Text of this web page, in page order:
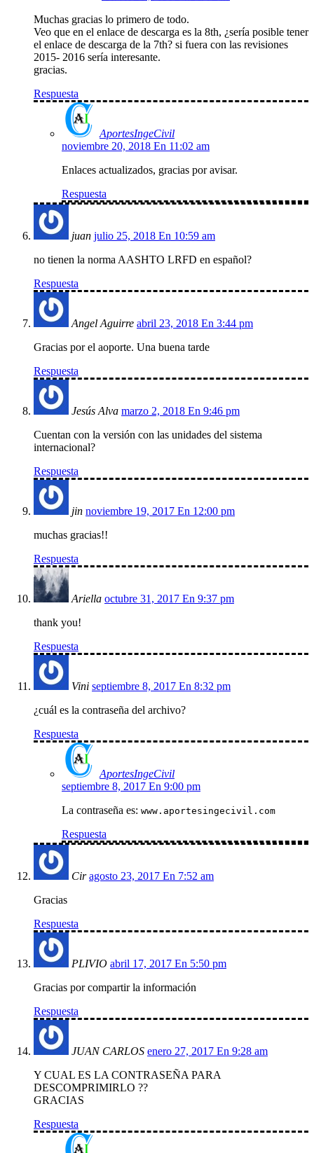
Muchas gracias lo primero de todo.
Veo que en el enlace de descarga es la 8th, ¿sería posible tener
el enlace de descarga de la 7th? si fuera con las revisiones
2015- 2016 sería interesante.
gracias.
Respuesta
AportesIngeCivil
noviembre 20, 2018 En 11:02 am
Enlaces actualizados, gracias por avisar.
Respuesta
juan julio 25, 2018 En 10:59 am
no tienen la norma AASHTO LRFD en español?
Respuesta
Angel Aguirre abril 23, 2018 En 3:44 pm
Gracias por el aoporte. Una buena tarde
Respuesta
Jesús Alva marzo 2, 2018 En 9:46 pm
Cuentan con la versión con las unidades del sistema
internacional?
Respuesta
jin noviembre 19, 2017 En 12:00 pm
muchas gracias!!
Respuesta
Ariella octubre 31, 2017 En 9:37 pm
thank you!
Respuesta
Vini septiembre 8, 2017 En 8:32 pm
¿cuál es la contraseña del archivo?
Respuesta
AportesIngeCivil
septiembre 8, 2017 En 9:00 pm
La contraseña es: www.aportesingecivil.com
Respuesta
Cir agosto 23, 2017 En 7:52 am
Gracias
Respuesta
PLIVIO abril 17, 2017 En 5:50 pm
Gracias por compartir la información
Respuesta
JUAN CARLOS enero 27, 2017 En 9:28 am
Y CUAL ES LA CONTRASEÑA PARA
DESCOMPRIMIRLO ??
GRACIAS
Respuesta